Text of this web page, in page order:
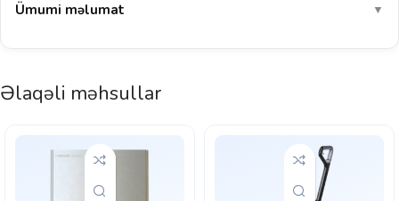
Ümumi məlumat ▼
Əlaqəli məhsullar